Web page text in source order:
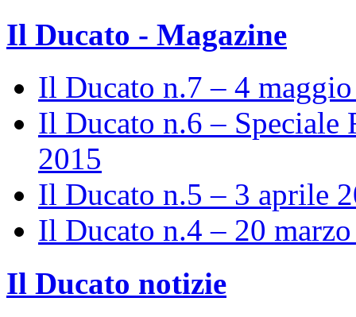
Il Ducato - Magazine
Il Ducato n.7 – 4
Il Ducato n.6 – Speciale
2015
Il Ducato n.5 – 3 aprile
Il Ducato n.4 – 20
Il Ducato notizie